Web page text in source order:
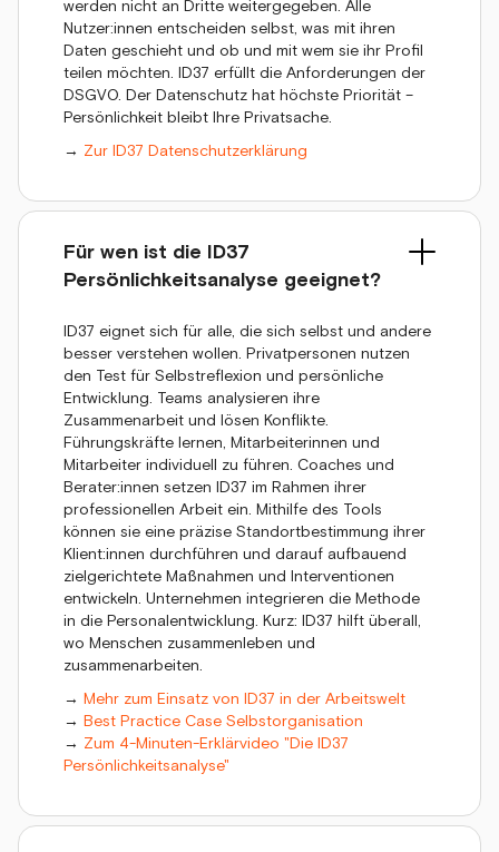
werden nicht an Dritte weitergegeben. Alle
Nutzer:innen entscheiden selbst, was mit ihren
Daten geschieht und ob und mit wem sie ihr Profil
teilen möchten. ID37 erfüllt die Anforderungen der
DSGVO. Der Datenschutz hat höchste Priorität –
Persönlichkeit bleibt Ihre Privatsache.
→ Zur ID37 Datenschutzerklärung
Für wen ist die ID37
Persönlichkeitsanalyse geeignet?
ID37 eignet sich für alle, die sich selbst und andere
besser verstehen wollen. Privatpersonen nutzen
den Test für Selbstreflexion und persönliche
Entwicklung. Teams analysieren ihre
Zusammenarbeit und lösen Konflikte.
Führungskräfte lernen, Mitarbeiterinnen und
Mitarbeiter individuell zu führen. Coaches und
Berater:innen setzen ID37 im Rahmen ihrer
professionellen Arbeit ein. Mithilfe des Tools
können sie eine präzise Standortbestimmung ihrer
Klient:innen durchführen und darauf aufbauend
zielgerichtete Maßnahmen und Interventionen
entwickeln. Unternehmen integrieren die Methode
in die Personalentwicklung. Kurz: ID37 hilft überall,
wo Menschen zusammenleben und
zusammenarbeiten.
→ Mehr zum Einsatz von ID37 in der Arbeitswelt
→ Best Practice Case Selbstorganisation
→ Zum 4-Minuten-Erklärvideo "Die ID37
Persönlichkeitsanalyse"